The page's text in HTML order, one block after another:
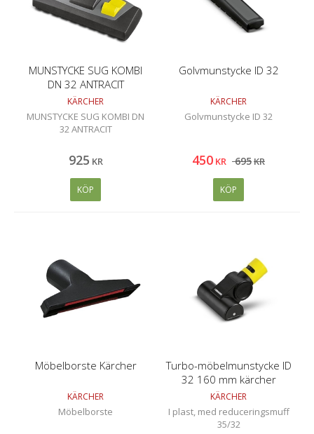
MUNSTYCKE SUG KOMBI
DN 32 ANTRACIT
KÄRCHER
MUNSTYCKE SUG KOMBI DN
32 ANTRACIT
925 KR
KÖP
Golvmunstycke ID 32
KÄRCHER
Golvmunstycke ID 32
450 KR 695KR
KÖP
Möbelborste Kärcher
KÄRCHER
Möbelborste
Turbo-möbelmunstycke ID
32 160 mm kärcher
KÄRCHER
I plast, med reduceringsmuff
35/32